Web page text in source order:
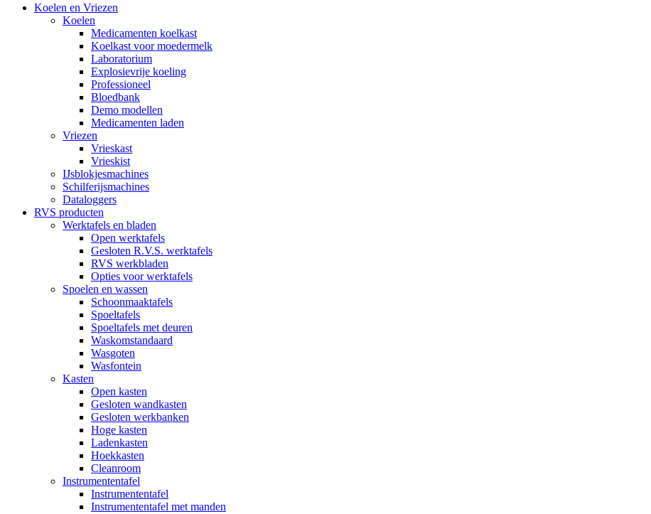
Koelen en Vriezen
Koelen
Medicamenten koelkast
Koelkast voor moedermelk
Laboratorium
Explosievrije koeling
Professioneel
Bloedbank
Demo modellen
Medicamenten laden
Vriezen
Vrieskast
Vrieskist
IJsblokjesmachines
Schilferijsmachines
Dataloggers
RVS producten
Werktafels en bladen
Open werktafels
Gesloten R.V.S. werktafels
RVS werkbladen
Opties voor werktafels
Spoelen en wassen
Schoonmaaktafels
Spoeltafels
Spoeltafels met deuren
Waskomstandaard
Wasgoten
Wasfontein
Kasten
Open kasten
Gesloten wandkasten
Gesloten werkbanken
Hoge kasten
Ladenkasten
Hoekkasten
Cleanroom
Instrumententafel
Instrumententafel
Instrumententafel met manden